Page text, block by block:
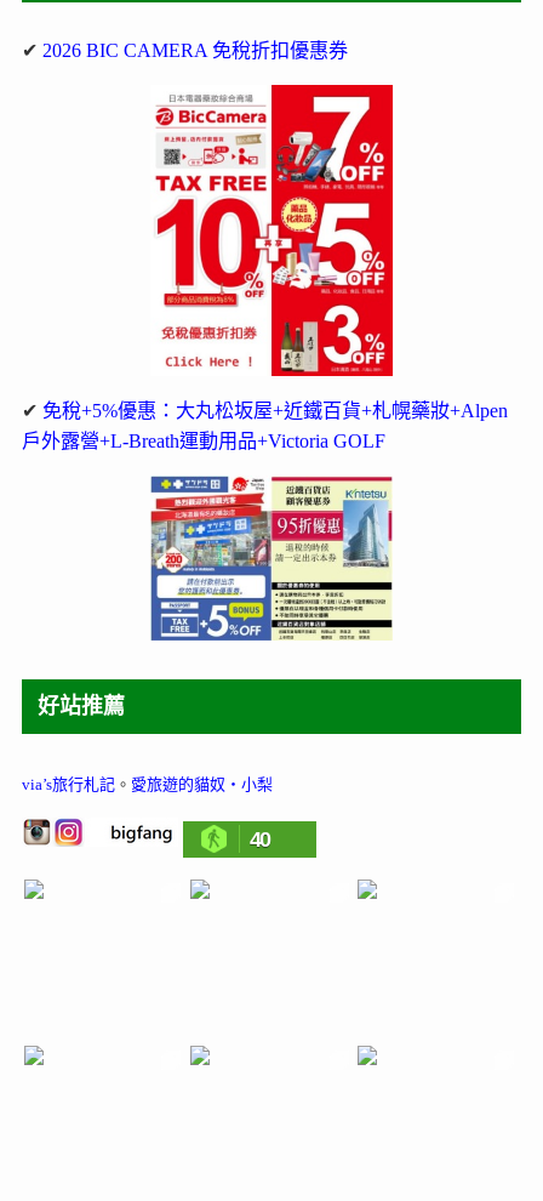
✔ 2026 BIC CAMERA 免稅折扣優惠券
✔ 免稅+5%優惠：大丸松坂屋+近鐵百貨+札幌藥妝+Alpen
戶外露營+L-Breath運動用品+Victoria GOLF
好站推薦
via’s旅行札記。 愛旅遊的貓奴‧小梨
40